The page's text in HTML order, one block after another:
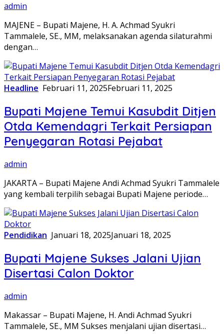
admin
MAJENE – Bupati Majene, H. A. Achmad Syukri
Tammalele, SE., MM, melaksanakan agenda silaturahmi
dengan…
Headline Februari 11, 2025Februari 11, 2025
Bupati Majene Temui Kasubdit Ditjen
Otda Kemendagri Terkait Persiapan
Penyegaran Rotasi Pejabat
admin
JAKARTA – Bupati Majene Andi Achmad Syukri Tammalele
yang kembali terpilih sebagai Bupati Majene periode…
Pendidikan Januari 18, 2025Januari 18, 2025
Bupati Majene Sukses Jalani Ujian
Disertasi Calon Doktor
admin
Makassar – Bupati Majene, H. Andi Achmad Syukri
Tammalele, SE., MM Sukses menjalani ujian disertasi…